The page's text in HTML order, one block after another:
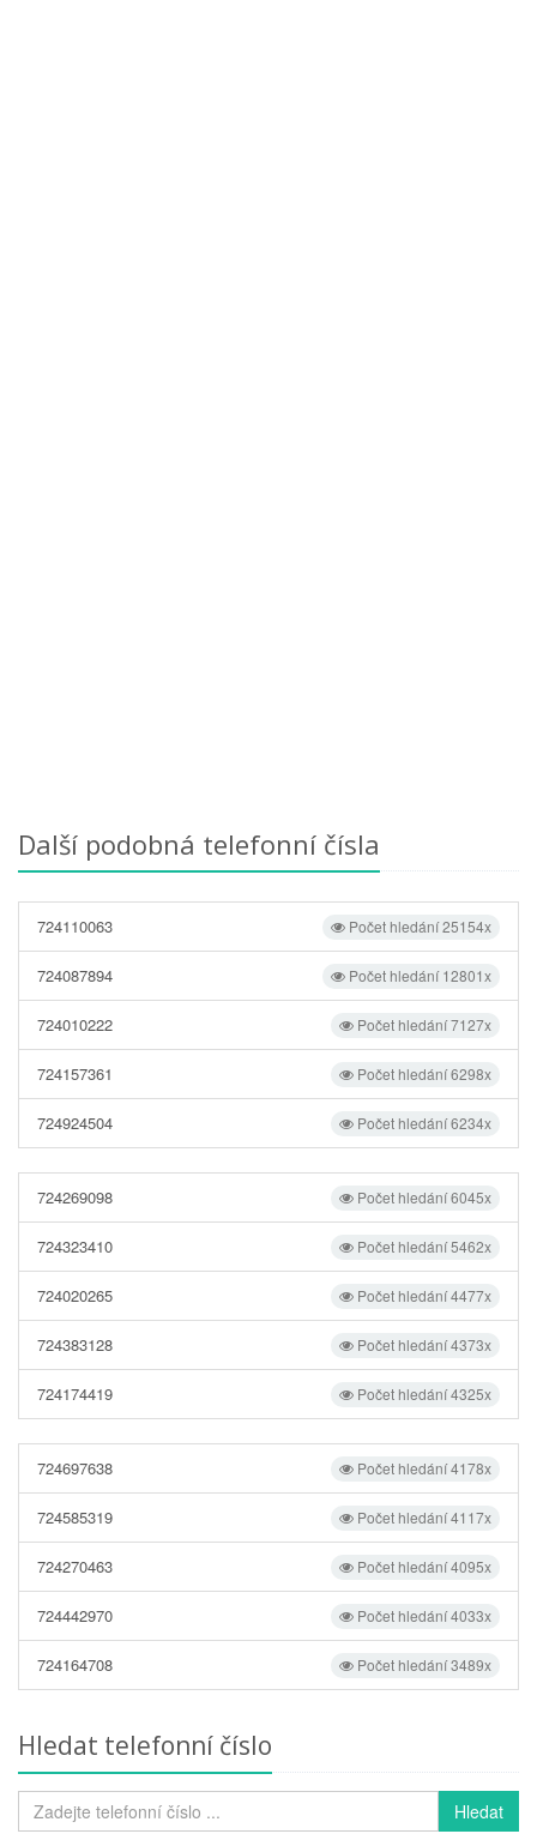
Další podobná telefonní čísla
Počet hledání 25154x
724110063
Počet hledání 12801x
724087894
Počet hledání 7127x
724010222
Počet hledání 6298x
724157361
Počet hledání 6234x
724924504
Počet hledání 6045x
724269098
Počet hledání 5462x
724323410
Počet hledání 4477x
724020265
Počet hledání 4373x
724383128
Počet hledání 4325x
724174419
Počet hledání 4178x
724697638
Počet hledání 4117x
724585319
Počet hledání 4095x
724270463
Počet hledání 4033x
724442970
Počet hledání 3489x
724164708
Hledat telefonní číslo
Hledat